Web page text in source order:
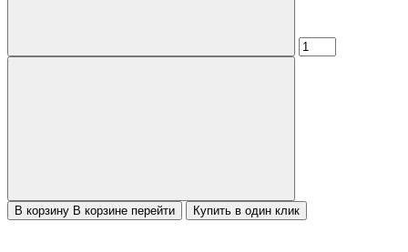
В корзину В корзине перейти Купить в один клик